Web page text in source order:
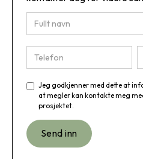
Jeg godkjenner med dette at
at megler kan kontakte meg
prosjektet.